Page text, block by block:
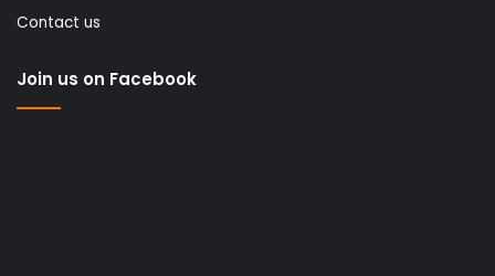
Contact us
Join us on Facebook